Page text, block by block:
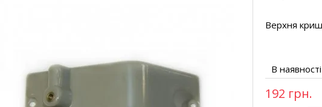
Верхня
В наявності
192 грн.